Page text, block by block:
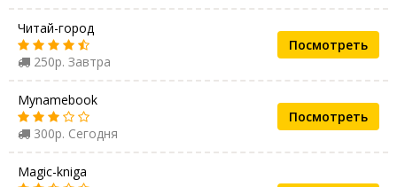
Читай-город
250р. Завтра
Посмотреть
Mynamebook
300р. Сегодня
Посмотреть
Magic-kniga